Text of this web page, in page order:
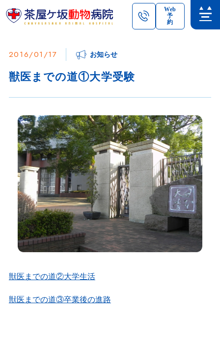
Web
予
約
2016/01/17 お知らせ
獣医までの道①大学受験
獣医までの道②大学生活
獣医までの道③卒業後の進路